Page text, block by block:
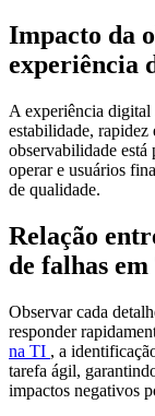
Impacto da
experiência
A experiência digital
estabilidade, rapidez
observabilidade está
operar e usuários
de qualidade.
Relação
de falhas
Observar cada
responder
na TI , a
tarefa ágil,
impactos negativos